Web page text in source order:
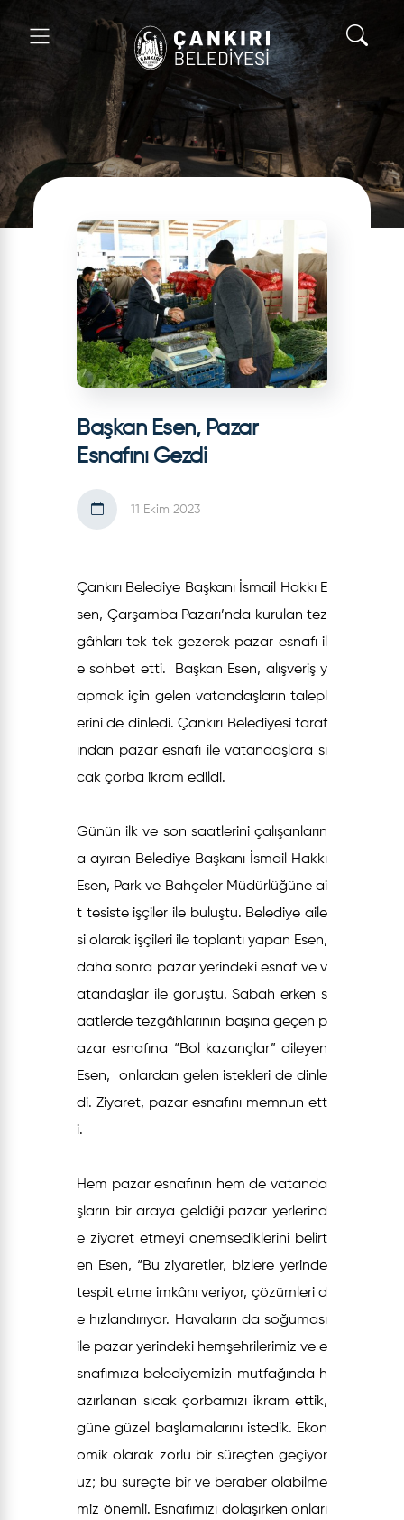
Başkan Esen, Pazar
Esnafını Gezdi
11 Ekim 2023
Çankırı Belediye Başkanı İsmail Hakkı E
sen, Çarşamba Pazarı’nda kurulan tez
gâhları tek tek gezerek pazar esnafı il
e sohbet etti. Başkan Esen, alışveriş y
apmak için gelen vatandaşların talepl
erini de dinledi. Çankırı Belediyesi taraf
ından pazar esnafı ile vatandaşlara sı
cak çorba ikram edildi.
Günün ilk ve son saatlerini çalışanların
a ayıran Belediye Başkanı İsmail Hakkı
Esen, Park ve Bahçeler Müdürlüğüne ai
t tesiste işçiler ile buluştu. Belediye aile
si olarak işçileri ile toplantı yapan Esen,
daha sonra pazar yerindeki esnaf ve v
atandaşlar ile görüştü. Sabah erken s
aatlerde tezgâhlarının başına geçen p
azar esnafına “Bol kazançlar” dileyen
Esen, onlardan gelen istekleri de dinle
di. Ziyaret, pazar esnafını memnun ett
i.
Hem pazar esnafının hem de vatanda
şların bir araya geldiği pazar yerlerind
e ziyaret etmeyi önemsediklerini belirt
en Esen, “Bu ziyaretler, bizlere yerinde
tespit etme imkânı veriyor, çözümleri d
e hızlandırıyor. Havaların da soğuması
ile pazar yerindeki hemşehrilerimiz ve e
snafımıza belediyemizin mutfağında h
azırlanan sıcak çorbamızı ikram ettik,
güne güzel başlamalarını istedik. Ekon
omik olarak zorlu bir süreçten geçiyor
uz; bu süreçte bir ve beraber olabilme
miz önemli. Esnafımızı dolaşırken onları